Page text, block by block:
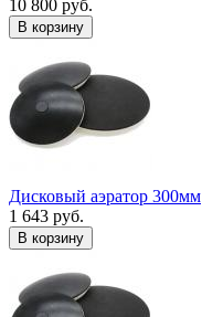
10 800 руб.
В корзину
Дисковый аэратор 300мм
1 643 руб.
В корзину